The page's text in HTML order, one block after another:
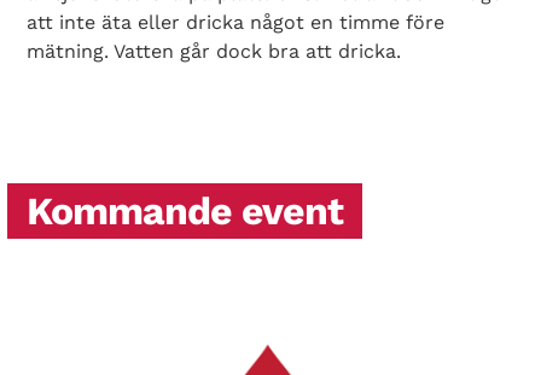
att inte äta eller dricka något en timme före
mätning. Vatten går dock bra att dricka.
Kommande event